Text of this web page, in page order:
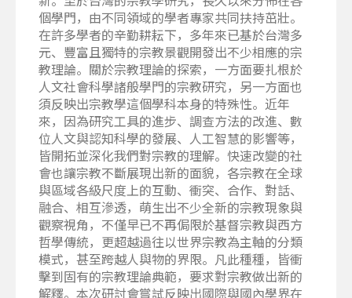
個學門，由不同領域的學者專家共同扶持茁壯。
在許多學者的辛勤耕耘下，多年來已基於台灣多
元、豐富且獨特的宗教景觀開發出不少相應的宗
教理論。關於宗教理論的探索，一方面要扎根於
人文社會科學諸般學門的宗教研究，另一方面也
須反映出宗教學這個學科本身的特殊性。近年
來，因為研究工具的進步、調查方法的改進、數
位人文與認知科學的發展、人工智慧的影響等，
皆開拓並深化我們對宗教的理解。快速改變的社
會也讓宗教不斷展現出新的面貌，各宗教在全球
與區域各級尺度上的互動、衝突、合作、對話、
融合、相互滲透，萌生出不少全新的宗教現象與
觀察視角，不僅早已不再侷限於基督宗教與西方
哲學傳統，更超越過往以世界宗教為主軸的分類
模式，甚至跨越人與物的界限。凡此種種，皆衝
擊到固有的宗教理論典範，要求對宗教做出新的
解釋。本次研討會嘗試反映出國際與國內學界在